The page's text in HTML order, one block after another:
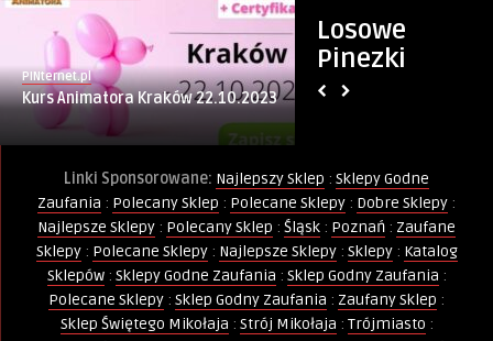
Losowe
Pinezki
PINternet.pl
Kurs Animatora Kraków 22.10.2023
Linki Sponsorowane: Najlepszy Sklep : Sklepy Godne
Zaufania : Polecany Sklep : Polecane Sklepy : Dobre Sklepy :
Najlepsze Sklepy : Polecany Sklep : Śląsk : Poznań : Zaufane
Sklepy: Polecane Sklepy: Najlepsze Sklepy: Sklepy: Katalog
Sklepów: Sklepy Godne Zaufania : Sklep Godny Zaufania :
Polecane Sklepy : Sklep Godny Zaufania : Zaufany Sklep :
Sklep Świętego Mikołaja : Strój Mikołaja : Trójmiasto :